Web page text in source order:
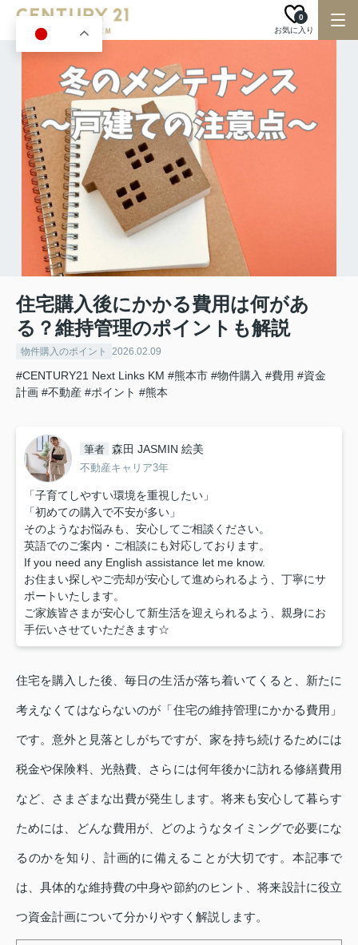
お気に入り
0
住宅購入後にかかる費用は何があ
る？維持管理のポイントも解説
物件購入のポイント 2026.02.09
#CENTURY21 Next Links KM #熊本市 #物件購入 #費用 #資金
計画 #不動産 #ポイント #熊本
筆者 森田 JASMIN 絵美
不動産キャリア3年
「子育てしやすい環境を重視したい」
「初めての購入で不安が多い」
そのようなお悩みも、安心してご相談ください。
英語でのご案内・ご相談にも対応しております。
If you need any English assistance let me know.
お住まい探しやご売却が安心して進められるよう、丁寧にサ
ポートいたします。
ご家族皆さまが安心して新生活を迎えられるよう、親身にお
手伝いさせていただきます☆
住宅を購入した後、毎日の生活が落ち着いてくると、新たに
考えなくてはならないのが「住宅の維持管理にかかる費用」
です。意外と見落としがちですが、家を持ち続けるためには
税金や保険料、光熱費、さらには何年後かに訪れる修繕費用
など、さまざまな出費が発生します。将来も安心して暮らす
ためには、どんな費用が、どのようなタイミングで必要にな
るのかを知り、計画的に備えることが大切です。本記事で
は、具体的な維持費の中身や節約のヒント、将来設計に役立
つ資金計画について分かりやすく解説します。